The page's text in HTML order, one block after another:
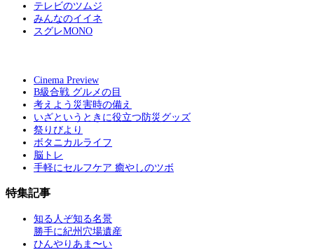
テレビのツムジ
みんなのイイネ
スグレMONO
Cinema Preview
B級合戦 グルメの目
考えよう災害時の備え
いざというときに役立つ防災グッズ
祭りびより
ボタニカルライフ
脳トレ
手軽にセルフケア 癒やしのツボ
特集記事
知る人ぞ知る名景
勝手に紀州穴場遺産
ひんやりあま〜い